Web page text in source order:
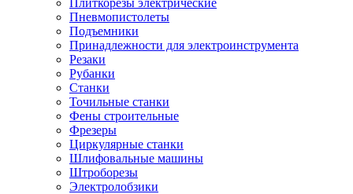
Пневмопистолеты
Подъемники
Принадлежности для электроинструмента
Резаки
Рубанки
Станки
Точильные станки
Фены строительные
Фрезеры
Циркулярные станки
Шлифовальные машины
Штроборезы
Электролобзики